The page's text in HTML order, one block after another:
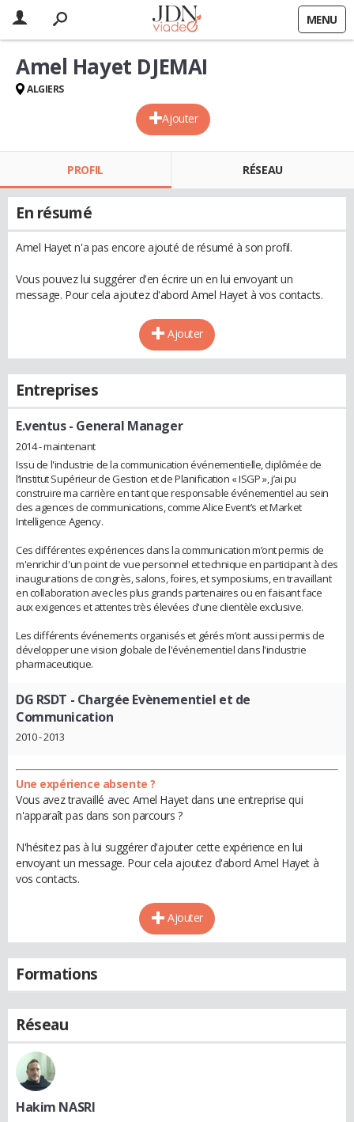
MENU
Ajouter
Amel Hayet DJEMAI
ALGIERS
PROFIL RÉSEAU
En résumé
Amel Hayet n'a pas encore ajouté de résumé à son profil.
Vous pouvez lui suggérer d'en écrire un en lui envoyant un
message. Pour cela ajoutez d'abord Amel Hayet à vos contacts.
Ajouter
Entreprises
E.ventus- General Manager
2014 - maintenant
Issu de l'industrie de la communication événementielle, diplômée de
l’Institut Supérieur de Gestion et de Planification « ISGP », j’ai pu
construire ma carrière en tant que responsable événementiel au sein
des agences de communications, comme Alice Event’s et Market
Intelligence Agency.
Ces différentes expériences dans la communication m’ont permis de
m'enrichir d'un point de vue personnel et technique en participant à des
inaugurations de congrès, salons, foires, et symposiums, en travaillant
en collaboration avec les plus grands partenaires ou en faisant face
aux exigences et attentes très élevées d'une clientèle exclusive.
Les différents événements organisés et gérés m’ont aussi permis de
développer une vision globale de l'événementiel dans l'industrie
pharmaceutique.
DG RSDT - Chargée Evènementiel et de
Communication
2010 - 2013
Une expérience absente ?
Vous avez travaillé avec Amel Hayet dans une entreprise qui
n'apparaît pas dans son parcours ?
N'hésitez pas à lui suggérer d'ajouter cette expérience en lui
envoyant un message. Pour cela ajoutez d'abord Amel Hayet à
vos contacts.
Ajouter
Formations
Réseau
Hakim NASRI